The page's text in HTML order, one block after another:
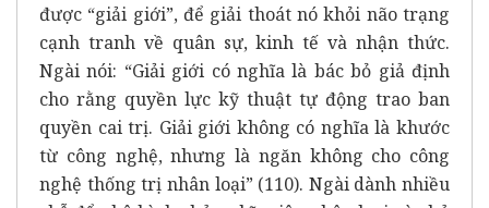
được “giải giới”, để giải thoát nó khỏi não trạng
cạnh tranh về quân sự, kinh tế và nhận thức.
Ngài nói: “Giải giới có nghĩa là bác bỏ giả định
cho rằng quyền lực kỹ thuật tự động trao ban
quyền cai trị. Giải giới không có nghĩa là khước
từ công nghệ, nhưng là ngăn không cho công
nghệ thống trị nhân loại” (110). Ngài dành nhiều